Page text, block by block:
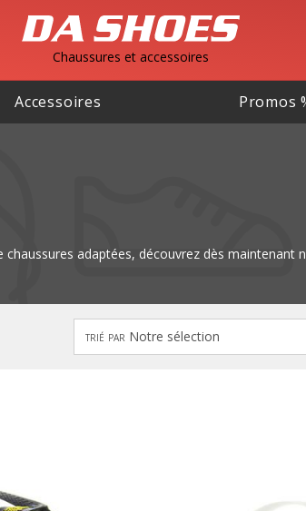
Chaussures et accessoires
Accessoires Promos
adaptées, découvrez dès maintenant
trié par Notre sélection